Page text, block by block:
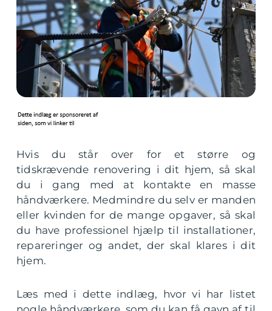
Hvis du står over for et større og
tidskrævende renovering i dit hjem, så skal
du i gang med at kontakte en masse
håndværkere. Medmindre du selv er manden
eller kvinden for de mange opgaver, så skal
du have professionel hjælp til installationer,
repareringer og andet, der skal klares i dit
hjem.
Læs med i dette indlæg, hvor vi har listet